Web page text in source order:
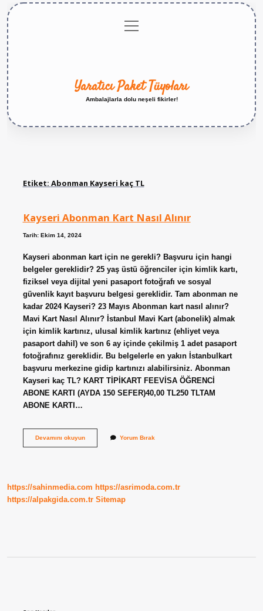
menüyü
aç
Yaratıcı Paket Tüyoları
Ambalajlarla dolu neşeli fikirler!
Etiket: Abonman Kayseri kaç TL
Kayseri Abonman Kart Nasıl Alınır
Tarih: Ekim 14, 2024
Kayseri abonman kart için ne gerekli? Başvuru için hangi
belgeler gereklidir? 25 yaş üstü öğrenciler için kimlik kartı,
fiziksel veya dijital yeni pasaport fotoğrafı ve sosyal
güvenlik kayıt başvuru belgesi gereklidir. Tam abonman ne
kadar 2024 Kayseri? 23 Mayıs Abonman kart nasıl alınır?
Mavi Kart Nasıl Alınır? İstanbul Mavi Kart (abonelik) almak
için kimlik kartınız, ulusal kimlik kartınız (ehliyet veya
pasaport dahil) ve son 6 ay içinde çekilmiş 1 adet pasaport
fotoğrafınız gereklidir. Bu belgelerle en yakın İstanbulkart
başvuru merkezine gidip kartınızı alabilirsiniz. Abonman
Kayseri kaç TL? KART TİPİKART FEEVİSA ÖĞRENCİ
ABONE KARTI (AYDA 150 SEFER)40,00 TL250 TLTAM
ABONE KARTI…
Devamını okuyunKayseri
Yorum Bırak
https://sahinmedia.com https://asrimoda.com.tr
https://alpakgida.com.tr Sitemap